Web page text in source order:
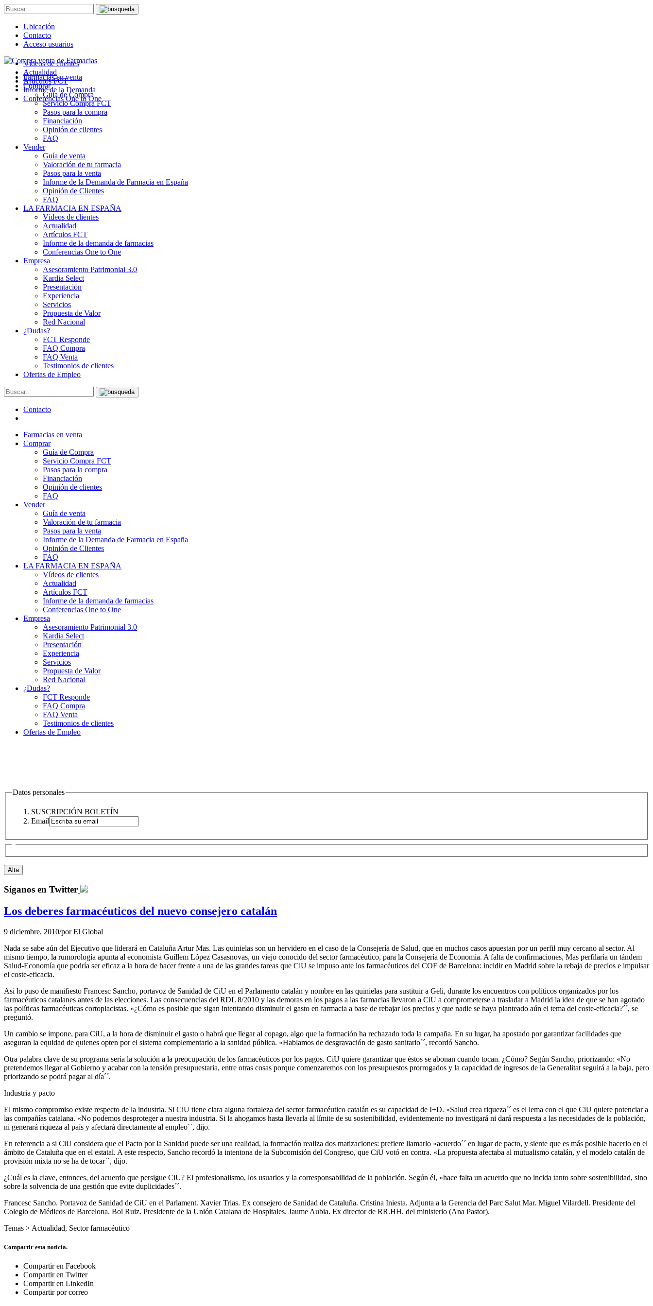
Ubicación
Contacto
Acceso usuarios
Farmacias en venta
Comprar
Guía de Compra
Servicio Compra FCT
Pasos para la compra
Financiación
Opinión de clientes
FAQ
Vender
Guía de venta
Valoración de tu farmacia
Pasos para la venta
Informe de la Demanda de Farmacia en España
Opinión de Clientes
FAQ
LA FARMACIA EN ESPAÑA
Vídeos de clientes
Actualidad
Artículos FCT
Informe de la demanda de farmacias
Conferencias One to One
Empresa
Asesoramiento Patrimonial 3.0
Kardia Select
Presentación
Experiencia
Servicios
Propuesta de Valor
Red Nacional
¿Dudas?
FCT Responde
FAQ Compra
FAQ Venta
Testimonios de clientes
Ofertas de Empleo
Contacto
Farmacias en venta
Comprar
Guía de Compra
Servicio Compra FCT
Pasos para la compra
Financiación
Opinión de clientes
FAQ
Vender
Guía de venta
Valoración de tu farmacia
Pasos para la venta
Informe de la Demanda de Farmacia en España
Opinión de Clientes
FAQ
LA FARMACIA EN ESPAÑA
Vídeos de clientes
Actualidad
Artículos FCT
Informe de la demanda de farmacias
Conferencias One to One
Empresa
Asesoramiento Patrimonial 3.0
Kardia Select
Presentación
Experiencia
Servicios
Propuesta de Valor
Red Nacional
¿Dudas?
FCT Responde
FAQ Compra
FAQ Venta
Testimonios de clientes
Ofertas de Empleo
Vídeos de clientes
Actualidad
Artículos FCT
Informe de la Demanda
Conferencias One to One
Datos personales
SUSCRIPCIÓN BOLETÍN
Email
Síganos en Twitter
Los deberes farmacéuticos del nuevo consejero catalán
9 diciembre, 2010/porEl Global
Nada se sabe aún del Ejecutivo que liderará en Cataluña Artur Mas. Las quinielas son un hervidero en el caso de la Consejería de Salud, que en muchos casos apuestan por un perfil muy cercano al sector. Al
mismo tiempo, la rumorología apunta al economista Guillem López Casasnovas, un viejo conocido del sector farmacéutico, para la Consejería de Economía. A falta de confirmaciones, Mas perfilaría un tándem
Salud-Economía que podría ser eficaz a la hora de hacer frente a una de las grandes tareas que CiU se impuso ante los farmacéuticos del COF de Barcelona: incidir en Madrid sobre la rebaja de precios e impulsar
el coste-eficacia.
Así lo puso de manifiesto Francesc Sancho, portavoz de Sanidad de CiU en el Parlamento catalán y nombre en las quinielas para sustituir a Geli, durante los encuentros con políticos organizados por los
farmacéuticos catalanes antes de las elecciones. Las consecuencias del RDL 8/2010 y las demoras en los pagos a las farmacias llevaron a CiU a comprometerse a trasladar a Madrid la idea de que se han agotado
las políticas farmacéuticas cortoplacistas. «¿Cómo es posible que sigan intentando disminuir el gasto en farmacia a base de rebajar los precios y que nadie se haya planteado aún el tema del coste-eficacia?´´, se
preguntó.
Un cambio se impone, para CiU, a la hora de disminuir el gasto o habrá que llegar al copago, algo que la formación ha rechazado toda la campaña. En su lugar, ha apostado por garantizar facilidades que
aseguran la equidad de quienes opten por el sistema complementario a la sanidad pública. «Hablamos de desgravación de gasto sanitario´´, recordó Sancho.
Otra palabra clave de su programa sería la solución a la preocupación de los farmacéuticos por los pagos. CiU quiere garantizar que éstos se abonan cuando tocan. ¿Cómo? Según Sancho, priorizando: «No
pretendemos llegar al Gobierno y acabar con la tensión presupuestaria, entre otras cosas porque comenzaremos con los presupuestos prorrogados y la capacidad de ingresos de la Generalitat seguirá a la baja, pero
priorizando se podrá pagar al día´´.
Industria y pacto
El mismo compromiso existe respecto de la industria. Si CiU tiene clara alguna fortaleza del sector farmacéutico catalán es su capacidad de I+D. «Salud crea riqueza´´ es el lema con el que CiU quiere potenciar a
las compañías catalana. «No podemos desproteger a nuestra industria. Si la ahogamos hasta llevarla al límite de su sostenibilidad, evidentemente no investigará ni dará respuesta a las necesidades de la población,
ni generará riqueza al país y afectará directamente al empleo´´, dijo.
En referencia a si CiU considera que el Pacto por la Sanidad puede ser una realidad, la formación realiza dos matizaciones: prefiere llamarlo «acuerdo´´ en lugar de pacto, y siente que es más posible hacerlo en el
ámbito de Cataluña que en el estatal. A este respecto, Sancho recordó la intentona de la Subcomisión del Congreso, que CiU votó en contra. «La propuesta afectaba al mutualismo catalán, y el modelo catalán de
provisión mixta no se ha de tocar´´, dijo.
¿Cuál es la clave, entonces, del acuerdo que persigue CiU? El profesionalismo, los usuarios y la corresponsabilidad de la población. Según él, «hace falta un acuerdo que no incida tanto sobre sostenibilidad, sino
sobre la solvencia de una gestión que evite duplicidades´´.
Francesc Sancho. Portavoz de Sanidad de CiU en el Parlament. Xavier Trias. Ex consejero de Sanidad de Cataluña. Cristina Iniesta. Adjunta a la Gerencia del Parc Salut Mar. Miguel Vilardell. Presidente del
Colegio de Médicos de Barcelona. Boi Ruiz. Presidente de la Unión Catalana de Hospitales. Jaume Aubia. Ex director de RR.HH. del ministerio (Ana Pastor).
Temas > Actualidad, Sector farmacéutico
Compartir esta noticía.
Compartir en Facebook
Compartir en Twitter
Compartir en LinkedIn
Compartir por correo